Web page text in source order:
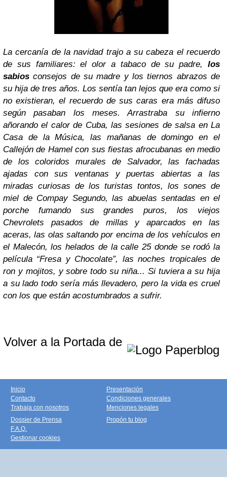
La cercanía de la navidad trajo a su cabeza el recuerdo
de sus familiares: el olor a tabaco de su padre, los
sabios consejos de su madre y los tiernos abrazos de
su hija de tres años. Los sentía tan lejos que era como si
no existieran, el recuerdo de sus caras era más difuso
según pasaban los meses. Arrastraba su infierno
añorando el calor de Cuba, las sesiones de salsa en La
Casa de la Música, las mañanas de domingo en el
Callejón de Hamel con sus fiestas afrocubanas en medio
de los coloridos murales de Salvador, las fachadas
ajadas con sus ventanas y puertas abiertas a las
miradas curiosas de los turistas tontos, los sones de
miel de Compay Segundo, las abuelas sentadas en el
porche fumando sus grandes puros, los viejos
Chevrolets pasados de millas y aparcados en las
aceras, las olas saltando por encima de los vehículos en
el Malecón, los helados de la calle 25 donde se rodó la
película “Fresa y Chocolate”, las noches tropicales de
ron y mojitos, y sobre todo su niña... Si tuviera a su hija
a su lado todo sería más llevadero, pero la vida es cruel
con los que están acostumbrados a sufrir.
Volver a la Portada de
Inicio
Contacto
Trabaja con nosotros
Presentación
Condiciones generales
Menciones legales
Dossier de Prensa
F.A.Q.
Gestionar cookies
Propón tu blog